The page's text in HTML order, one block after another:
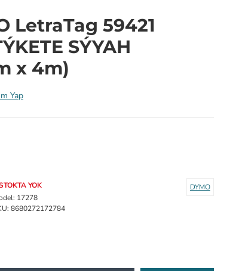
LetraTag 59421
SÝYAH
x 4m)
Yap
YOK
17278
8680272172784
DYMO